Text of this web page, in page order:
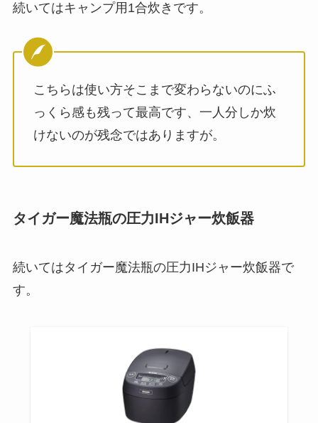
続いてはキャンプ用1合炊きです。
こちらは使い方そこまで変わらないのにふ
っくら感も残って最高です、一人分しか炊
けないのが残念ではありますが。
タイガー魔法瓶の圧力IHジャー炊飯器
続いてはタイガー魔法瓶の圧力IHジャー炊飯器で
す。